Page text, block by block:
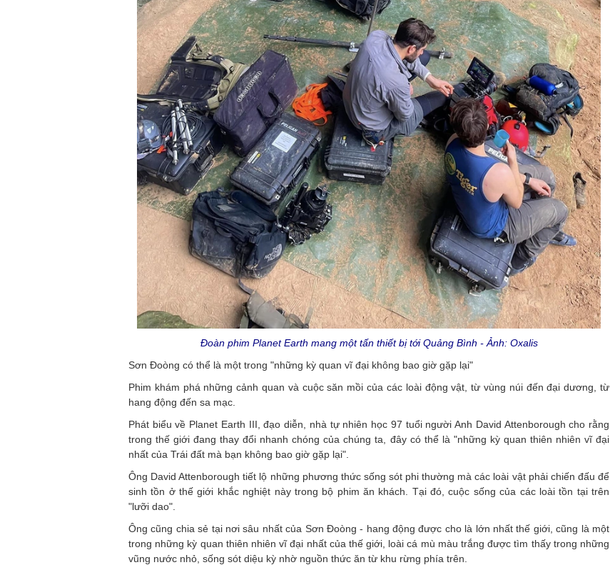
Đoàn phim Planet Earth mang một tấn thiết bị tới Quảng Bình - Ảnh: Oxalis
Sơn Đoòng có thể là một trong "những kỳ quan vĩ đại không bao giờ gặp lại"
Phim khám phá những cảnh quan và cuộc săn mồi của các loài động vật, từ vùng núi đến đại dương, từ
hang động đến sa mạc.
Phát biểu về Planet Earth III, đạo diễn, nhà tự nhiên học 97 tuổi người Anh David Attenborough cho rằng
trong thế giới đang thay đổi nhanh chóng của chúng ta, đây có thể là "những kỳ quan thiên nhiên vĩ đại
nhất của Trái đất mà bạn không bao giờ gặp lại".
Ông David Attenborough tiết lộ những phương thức sống sót phi thường mà các loài vật phải chiến đấu để
sinh tồn ở thế giới khắc nghiệt này trong bộ phim ăn khách. Tại đó, cuộc sống của các loài tồn tại trên
"lưỡi dao".
Ông cũng chia sẻ tại nơi sâu nhất của Sơn Đoòng - hang động được cho là lớn nhất thế giới, cũng là một
trong những kỳ quan thiên nhiên vĩ đại nhất của thế giới, loài cá mù màu trắng được tìm thấy trong những
vũng nước nhỏ, sống sót diệu kỳ nhờ nguồn thức ăn từ khu rừng phía trên.